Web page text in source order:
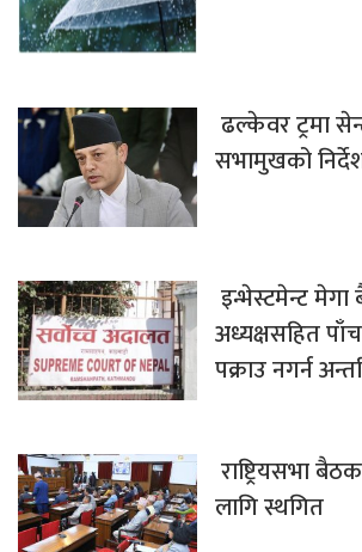
ढल्केवर ट्रमा
सभामुखको
इन्भेस्टमेन्ट
अध्यक्षसहित
पक्राउ नगर्न
राष्ट्रियसभा
लागि स्थगित